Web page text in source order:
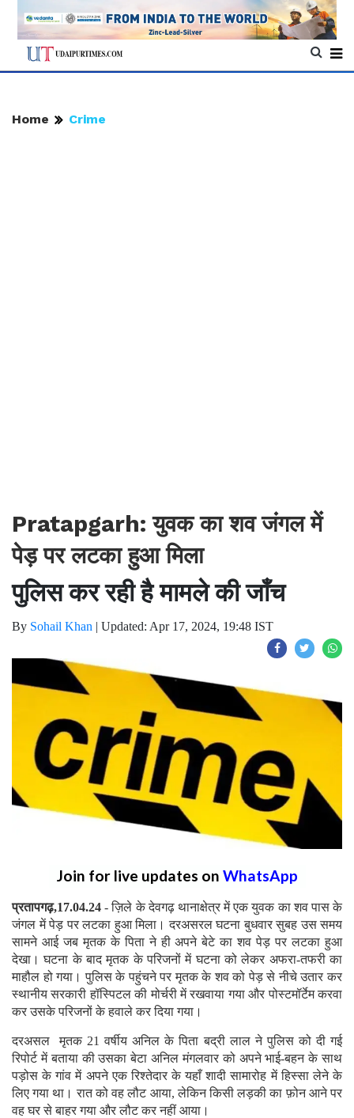
Home Crime
Pratapgarh: युवक का शव जंगल में
पेड़ पर लटका हुआ मिला
पुलिस कर रही है मामले की जाँच
By Sohail Khan | Updated: Apr 17, 2024, 19:48 IST
Join for live updates on WhatsApp
प्रतापगढ़,17.04.24- ज़िले के देवगढ़ थानाक्षेत्र में एक युवक का शव पास के
जंगल में पेड़ पर लटका हुआ मिला। दरअसरल घटना बुधवार सुबह उस समय
सामने आई जब मृतक के पिता ने ही अपने बेटे का शव पेड़ पर लटका हुआ
देखा। घटना के बाद मृतक के परिजनों में घटना को लेकर अफरा-तफरी का
माहौल हो गया। पुलिस के पहुंचने पर मृतक के शव को पेड़ से नीचे उतार कर
स्थानीय सरकारी हॉस्पिटल की मोर्चरी में रखवाया गया और पोस्टमॉर्टेम करवा
कर उसके परिजनों के हवाले कर दिया गया।
दरअसल मृतक 21 वर्षीय अनिल के पिता बद्री लाल ने पुलिस को दी गई
रिपोर्ट में बताया की उसका बेटा अनिल मंगलवार को अपने भाई-बहन के साथ
पड़ोस के गांव में अपने एक रिश्तेदार के यहाँ शादी सामारोह में हिस्सा लेने के
लिए गया था। रात को वह लौट आया, लेकिन किसी लड़की का फ़ोन आने पर
वह घर से बाहर गया और लौट कर नहीं आया।